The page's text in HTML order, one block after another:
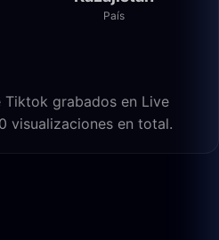
País
grabados en Live
visualizaciones en total.